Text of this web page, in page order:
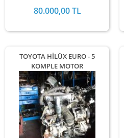
UYUMLUDUR
80.000,00 TL
TOYOTA HİLÜX EURO - 5
KOMPLE MOTOR